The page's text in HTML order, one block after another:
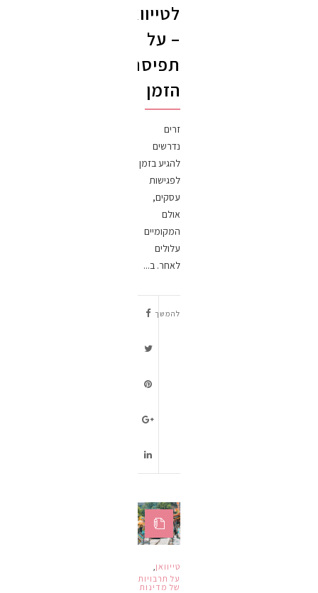
לטייוואן
– על
תפיסת
הזמן
זרים
נדרשים
להגיע בזמן
לפגישות
עסקים,
אולם
המקומיים
עלולים
לאחר. ב...
להמשך
טייוואן
על תרבויות
של מדינות